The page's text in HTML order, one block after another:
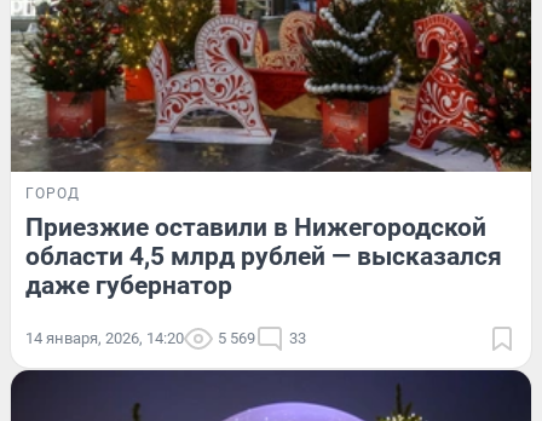
ГОРОД
Приезжие оставили в Нижегородской
области 4,5 млрд рублей — высказался
даже губернатор
14 января, 2026, 14:20 5 569 33